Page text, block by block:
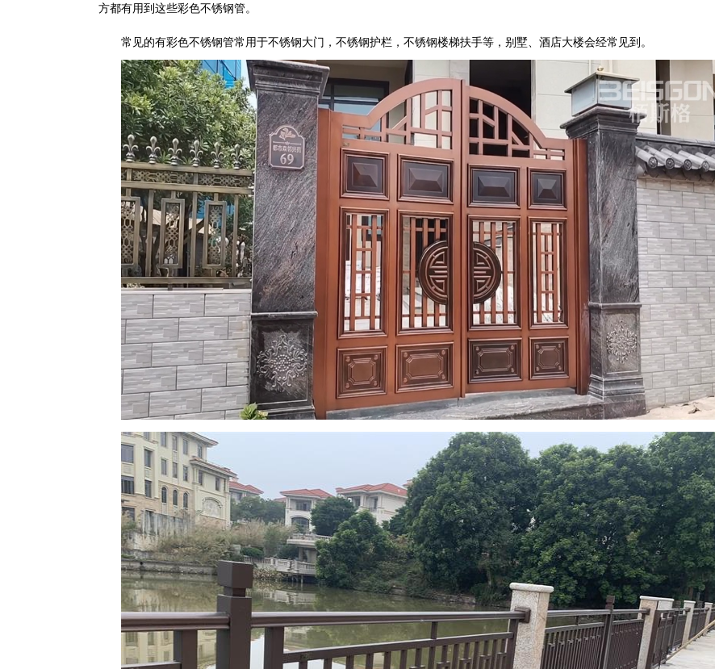
方都有用到这些彩色不锈钢管。
常见的有彩色不锈钢管常用于不锈钢大门，不锈钢护栏，不锈钢楼梯扶手等，别墅、酒店大楼会经常见到。